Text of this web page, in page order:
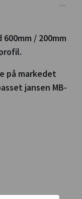
/ 200mm
på markedet
jansen MB-